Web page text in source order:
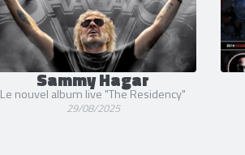
Sammy Hagar
Le nouvel album live "The Residency"
29/08/2025